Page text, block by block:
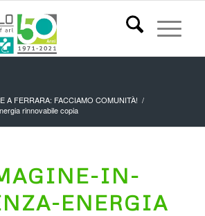
A FERRARA: FACCIAMO COMUNITÀ! /
rinnovabile copia
IN-
ENERGIA